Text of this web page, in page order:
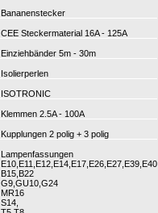
Bananenstecker
CEE Steckermaterial 16A - 125A
Einziehbänder 5m - 30m
Isolierperlen
ISOTRONIC
Klemmen 2.5A - 100A
Kupplungen 2 polig + 3 polig
Lampenfassungen
E10,E11,E12,E14,E17,E26,E27,E39,E40
B15,B22
G9,GU10,G24
MR16
S14,